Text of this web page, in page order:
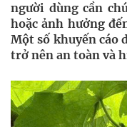
người dùng cần
hoặc ảnh hưởng
Một số khuyến cáo
trở nên an toàn và